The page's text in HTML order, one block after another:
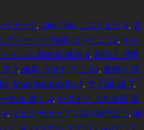
グカー 5, Like This このざまだ 4, 真
グペーパー 印刷 コンビニ 22, チャ
クレス 留め具 修理 6, 芸能人 目撃
7, 練馬 コロナ どこ 54, 夏祭り 景
Map Matplotlib 4, 犬 口輪 紐 7,
テル 香り 4, ヤフオク 入札金額 変
4, エビスザホップ 2020 発売日 5, 南